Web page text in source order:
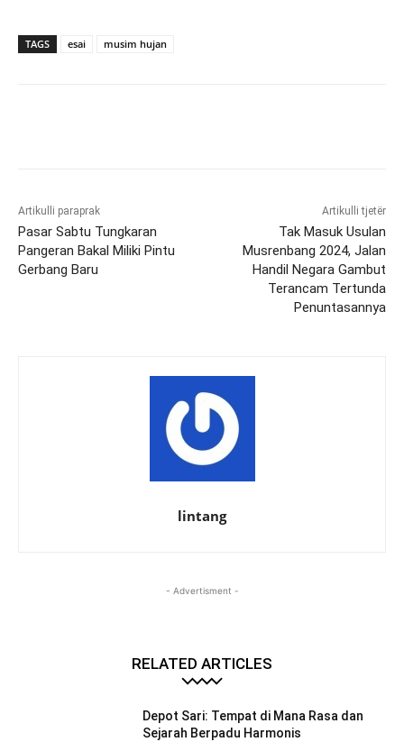
TAGS esai musim hujan
Artikulli paraprak
Pasar Sabtu Tungkaran
Pangeran Bakal Miliki Pintu
Gerbang Baru
Artikulli tjetër
Tak Masuk Usulan
Musrenbang 2024, Jalan
Handil Negara Gambut
Terancam Tertunda
Penuntasannya
lintang
- Advertisment -
RELATED ARTICLES
Depot Sari: Tempat di Mana Rasa dan
Sejarah Berpadu Harmonis